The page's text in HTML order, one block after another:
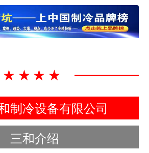
★★★★
制冷设备有限公司
三和介绍